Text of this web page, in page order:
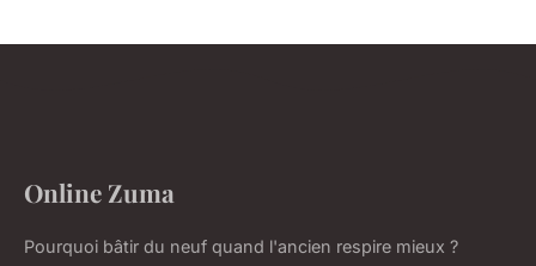
Online Zuma
Pourquoi bâtir du neuf quand l'ancien respire mieux ?